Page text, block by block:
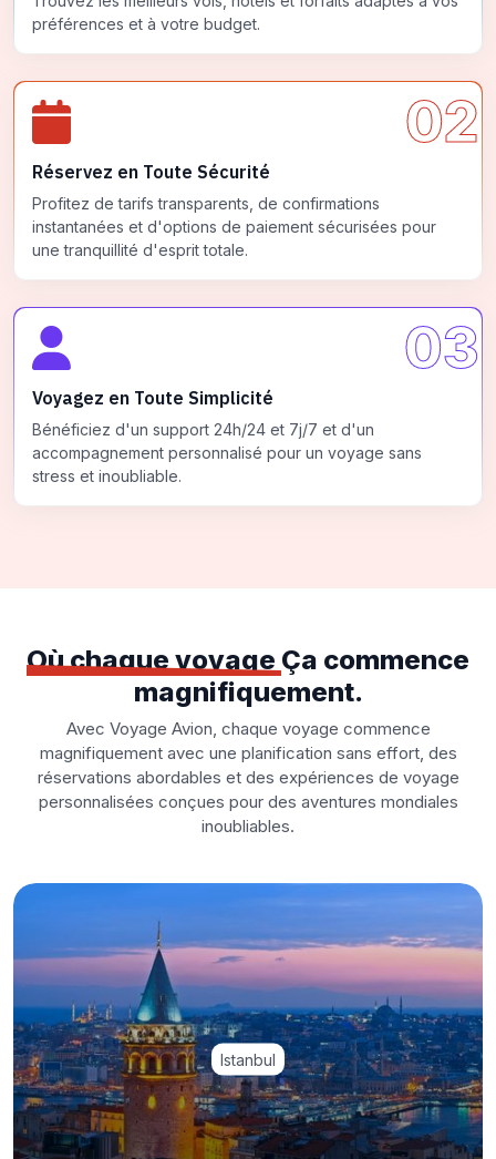
préférences et à votre budget.
02
Réservez en Toute Sécurité
Profitez de tarifs transparents, de confirmations
instantanées et d'options de paiement sécurisées pour
une tranquillité d'esprit totale.
03
Voyagez en Toute Simplicité
Bénéficiez d'un support 24h/24 et 7j/7 et d'un
accompagnement personnalisé pour un voyage sans
stress et inoubliable.
Où chaque voyage Ça commence
magnifiquement.
Avec Voyage Avion, chaque voyage commence
magnifiquement avec une planification sans effort, des
réservations abordables et des expériences de voyage
personnalisées conçues pour des aventures mondiales
inoubliables.
Istanbul